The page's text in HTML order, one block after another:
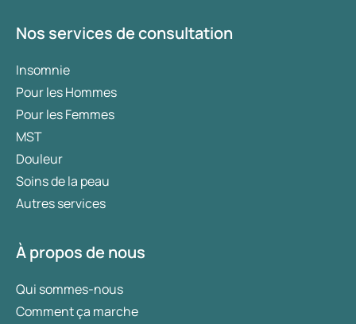
Nos services de consultation
Insomnie
Pour les Hommes
Pour les Femmes
MST
Douleur
Soins de la peau
Autres services
À propos de nous
Qui sommes-nous
Comment ça marche